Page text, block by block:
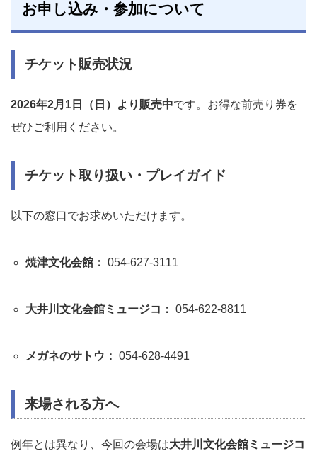
お申し込み・参加について
チケット販売状況
2026年2月1日（日）より販売中です。お得な前売り券を
ぜひご利用ください。
チケット取り扱い・プレイガイド
以下の窓口でお求めいただけます。
焼津文化会館： 054-627-3111
大井川文化会館ミュージコ： 054-622-8811
メガネのサトウ： 054-628-4491
来場される方へ
例年とは異なり、今回の会場は大井川文化会館ミュージコ